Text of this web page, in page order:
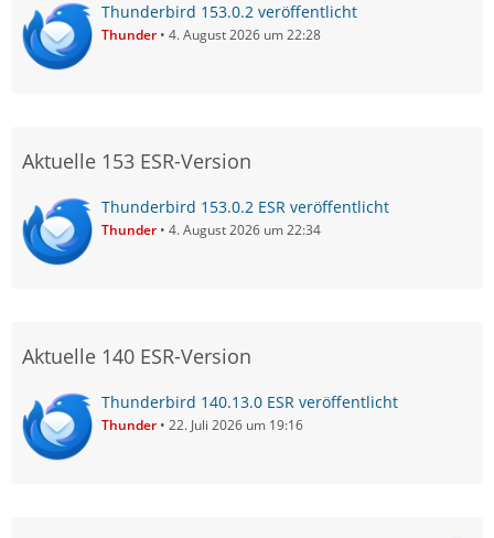
Thunderbird 153.0.2 veröffentlicht
Thunder 4. August 2026 um 22:28
Aktuelle 153 ESR-Version
Thunderbird 153.0.2 ESR veröffentlicht
Thunder 4. August 2026 um 22:34
Aktuelle 140 ESR-Version
Thunderbird 140.13.0 ESR veröffentlicht
Thunder 22. Juli 2026 um 19:16